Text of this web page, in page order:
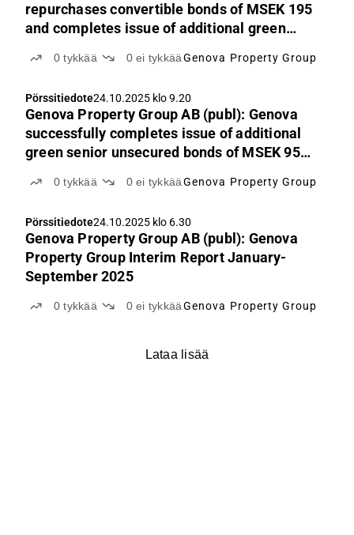
repurchases convertible bonds of MSEK 195
and completes issue of additional green
0tykkää 0ei tykkääGenova Property Group
Pörssitiedote24.10.2025 klo 9.20
Genova Property Group AB (publ): Genova
successfully completes issue of additional
green senior unsecured bonds of MSEK 95
repurchases hybrid bonds of MSEK 61.25
0tykkää 0ei tykkääGenova Property Group
Pörssitiedote24.10.2025 klo 6.30
Genova Property Group AB (publ): Genova
Property Group Interim Report January-
September 2025
0tykkää 0ei tykkääGenova Property Group
Lataa lisää